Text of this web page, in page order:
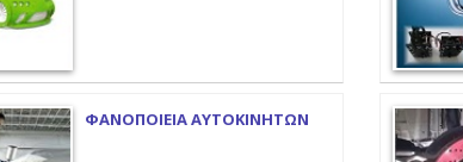
ΦΑΝΟΠΟΙΕΙΑ ΑΥΤΟΚΙΝΗΤΩΝ